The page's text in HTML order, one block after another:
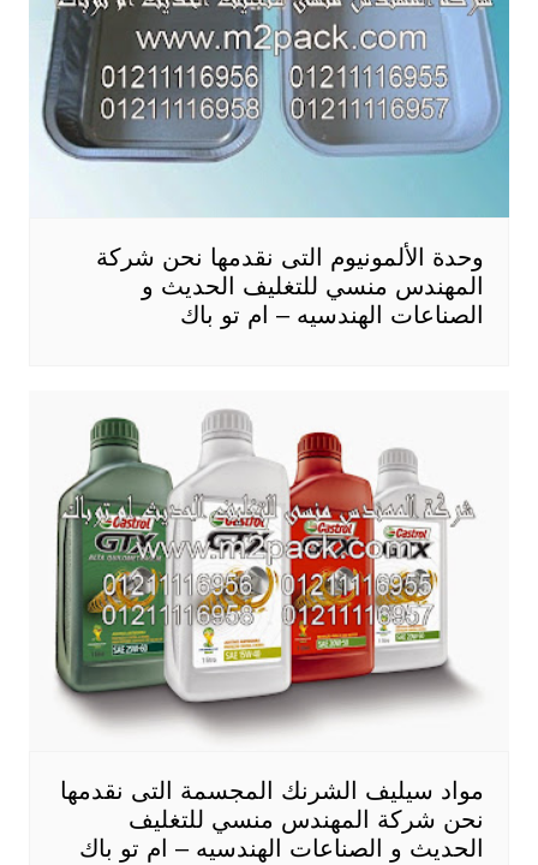
وحدة الألمونيوم التى نقدمها نحن شركة
المهندس منسي للتغليف الحديث و
الصناعات الهندسيه – ام تو باك
مواد سيليف الشرنك المجسمة التى نقدمها
نحن شركة المهندس منسي للتغليف
الحديث و الصناعات الهندسيه – ام تو باك